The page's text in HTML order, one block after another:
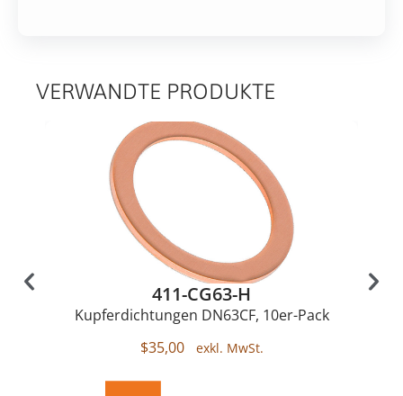
VERWANDTE PRODUKTE
411-CG63-H
Kupferdichtungen DN63CF, 10er-Pack
$35,00